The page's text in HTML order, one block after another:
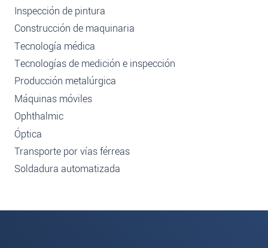
Inspección de pintura
Construcción de maquinaria
Tecnología médica
Tecnologías de medición e inspección
Producción metalúrgica
Máquinas móviles
Ophthalmic
Óptica
Transporte por vías férreas
Soldadura automatizada